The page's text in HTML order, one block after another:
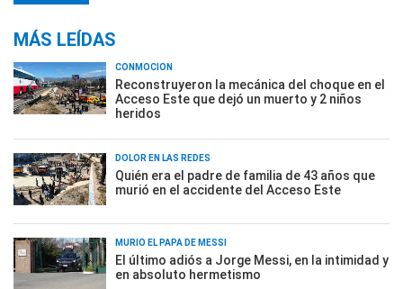
MÁS LEÍDAS
CONMOCIÓN
Reconstruyeron la mecánica del choque en el
Acceso Este que dejó un muerto y 2 niños
heridos
DOLOR EN LAS REDES
Quién era el padre de familia de 43 años que
murió en el accidente del Acceso Este
MURIÓ EL PAPÁ DE MESSI
El último adiós a Jorge Messi, en la intimidad y
en absoluto hermetismo